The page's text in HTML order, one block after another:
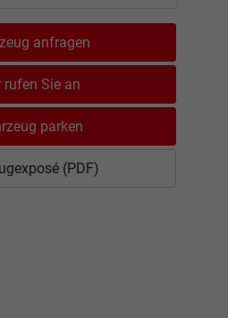
anfragen
rufen Sie an
parken
(PDF)